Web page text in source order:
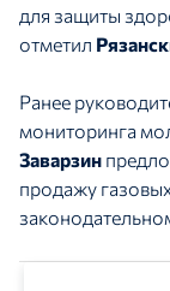
для защиты
отметил
Ранее
мониторинга
Заварзин
продажу